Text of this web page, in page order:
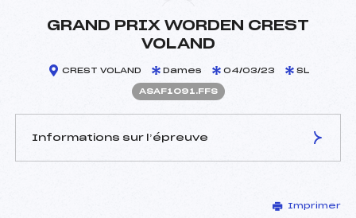
GRAND PRIX WORDEN CREST
VOLAND
CREST VOLAND Dames 04/03/23 SL
ASAF1091.FFS
Informations sur l’épreuve
GERVASON MAX (SA)
Imprimer